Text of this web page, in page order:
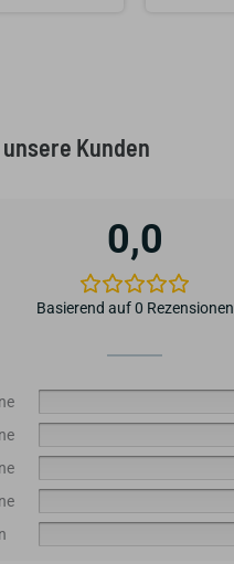
Kunden
0,0
Basierend auf 0 Rezensionen